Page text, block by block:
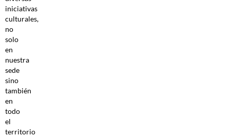
iniciativas
culturales,
no
solo
en
nuestra
sede
sino
también
en
todo
el
territorio